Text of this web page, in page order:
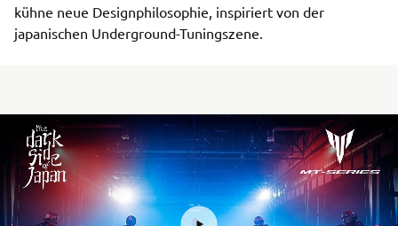
kühne neue Designphilosophie, inspiriert von der
japanischen Underground-Tuningszene.